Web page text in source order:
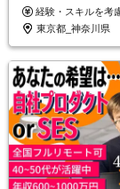
経験・スキルを考慮の上、決定し
東京都_神奈川県